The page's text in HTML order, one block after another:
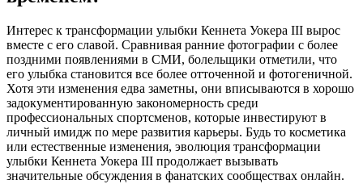
Интерес к трансформации улыбки Кеннета Уокера III вырос
вместе с его славой. Сравнивая ранние фотографии с более
поздними появлениями в СМИ, болельщики отметили, что
его улыбка становится все более отточенной и фотогеничной.
Хотя эти изменения едва заметны, они вписываются в хорошо
задокументированную закономерность среди
профессиональных спортсменов, которые инвестируют в
личный имидж по мере развития карьеры. Будь то косметика
или естественные изменения, эволюция трансформации
улыбки Кеннета Уокера III продолжает вызывать
значительные обсуждения в фанатских сообществах онлайн.